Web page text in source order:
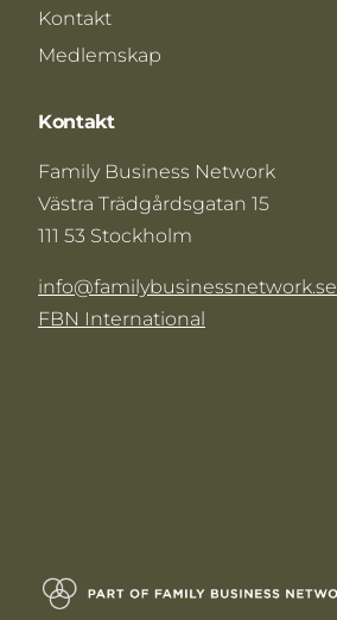
Kontakt
Medlemskap
Kontakt
Family Business Network
Västra Trädgårdsgatan 15
111 53 Stockholm
info@familybusinessnetwork.se
FBN International